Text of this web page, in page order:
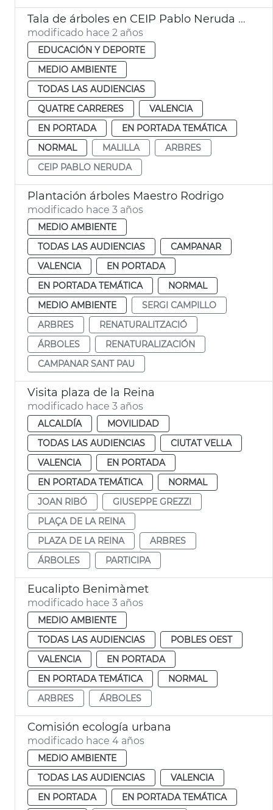
Tala de árboles en CEIP Pablo Neruda para evitar riesgos
modificado hace 2 años
EDUCACIÓN Y DEPORTE
MEDIO AMBIENTE
TODAS LAS AUDIENCIAS
QUATRE CARRERES
VALENCIA
EN PORTADA
EN PORTADA TEMÁTICA
NORMAL
MALILLA
ARBRES
CEIP PABLO NERUDA
Plantación árboles Maestro Rodrigo
modificado hace 3 años
MEDIO AMBIENTE
TODAS LAS AUDIENCIAS
CAMPANAR
VALENCIA
EN PORTADA
EN PORTADA TEMÁTICA
NORMAL
MEDIO AMBIENTE
SERGI CAMPILLO
ARBRES
RENATURALITZACIÓ
ÁRBOLES
RENATURALIZACIÓN
CAMPANAR SANT PAU
Visita plaza de la Reina
modificado hace 3 años
ALCALDÍA
MOVILIDAD
TODAS LAS AUDIENCIAS
CIUTAT VELLA
VALENCIA
EN PORTADA
EN PORTADA TEMÁTICA
NORMAL
JOAN RIBÓ
GIUSEPPE GREZZI
PLAÇA DE LA REINA
PLAZA DE LA REINA
ARBRES
ÁRBOLES
PARTICIPA
Eucalipto Benimàmet
modificado hace 3 años
MEDIO AMBIENTE
TODAS LAS AUDIENCIAS
POBLES OEST
VALENCIA
EN PORTADA
EN PORTADA TEMÁTICA
NORMAL
ARBRES
ÁRBOLES
Comisión ecología urbana
modificado hace 4 años
MEDIO AMBIENTE
TODAS LAS AUDIENCIAS
VALENCIA
EN PORTADA
EN PORTADA TEMÁTICA